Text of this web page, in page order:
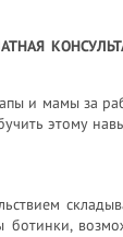
и мамы за
этому
ботинки,